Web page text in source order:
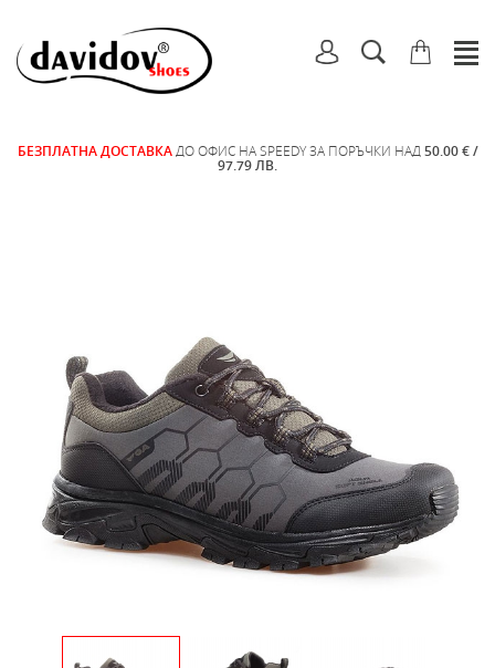
БЕЗПЛАТНА ДОСТАВКА ДО ОФИС НА SPEEDY ЗА ПОРЪЧКИ НАД 50.00 € /
97.79 ЛВ.